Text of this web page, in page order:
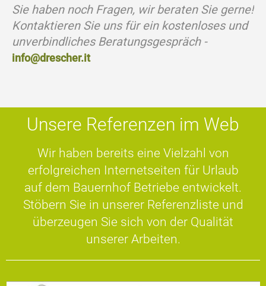
Sie haben noch Fragen, wir beraten Sie gerne!
Kontaktieren Sie uns für ein kostenloses und
unverbindliches Beratungsgespräch -
info@drescher.it
Unsere Referenzen im Web
Wir haben bereits eine Vielzahl von
erfolgreichen Internetseiten für Urlaub
auf dem Bauernhof Betriebe entwickelt.
Stöbern Sie in unserer Referenzliste und
überzeugen Sie sich von der Qualität
unserer Arbeiten.